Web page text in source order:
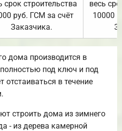
срок строительства
руб. ГСМ за счёт
Заказчика.
весь
10000
дома производится в
под ключ и под
отстаиваться в течение
строить дома из зимнего
- из дерева камерной